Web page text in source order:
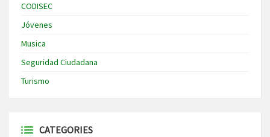
CODISEC
Jóvenes
Musica
Seguridad Ciudadana
Turismo
CATEGORIES